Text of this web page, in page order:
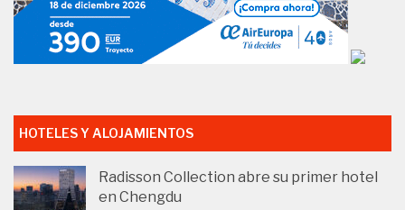
HOTELES Y ALOJAMIENTOS
Radisson Collection abre su primer hotel
en Chengdu